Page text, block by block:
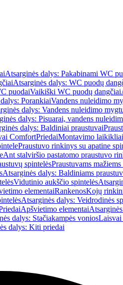
Atsarginės dalys: Pakabinami WC
Atsarginės dalys: WC puodų
puodaiVaikiški WC puodų dangčiai
PorankiaiVandens nuleidimo
dalys: Vandens nuleidimo
dalys: Pisuarai, vandens
dalys: Baldiniai praustuvai
ComfortPriedaiMontavimo laikikliai
Praustuvo rinkinys su apatine
Ant stalviršio pastatomo praustuvo
spintelėsPraustuvams
Atsarginės dalys: Baldiniams
Vidutinio aukščio spintelės
elementaiRankenosKojų
Atsarginės dalys: Veidrodinės
Apšvietimo elementai
dalys: Stačiakampės voniosLaisvai
dalys: Kiti priedai